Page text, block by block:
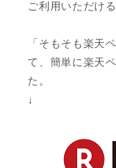
ご利用いただけ
「そもそも楽天
て、簡単に楽天
た。
↓